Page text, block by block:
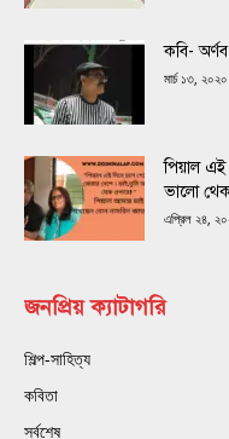
কবি-
মার্চ ১৩, ২০২০
পিয়াল এই
ভালো থেক
এপ্রিল ২৪,
জনপ্রিয় ক্যাটাগরি
শিল্প-সাহিত্য
কবিতা
সর্বশেষ